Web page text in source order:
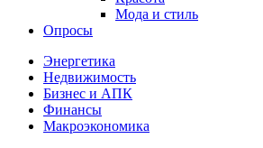
Мода и стиль
Опросы
Энергетика
Недвижимость
Бизнес и АПК
Финансы
Макроэкономика